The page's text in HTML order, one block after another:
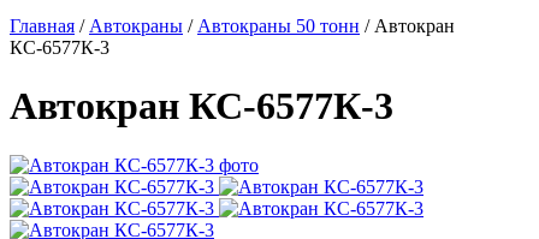
Главная / Автокраны / Автокраны 50 тонн / Автокран
КС-6577К-3
Автокран КС-6577К-3